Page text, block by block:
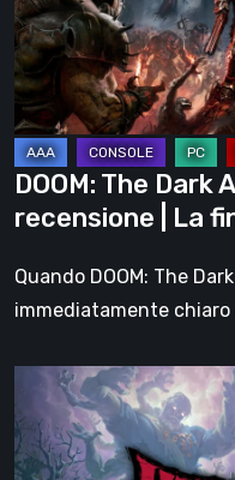
Revelations,
la
recensione
|
La
fine
dell’era
dello
Slayer?
DOOM: The Dark
recensione | La
Quando DOOM: The
immediatamente
Clock:
Cursed